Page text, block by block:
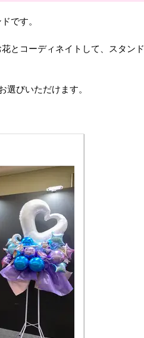
です。
とコーディネイトして、スタンド
びいただけます。